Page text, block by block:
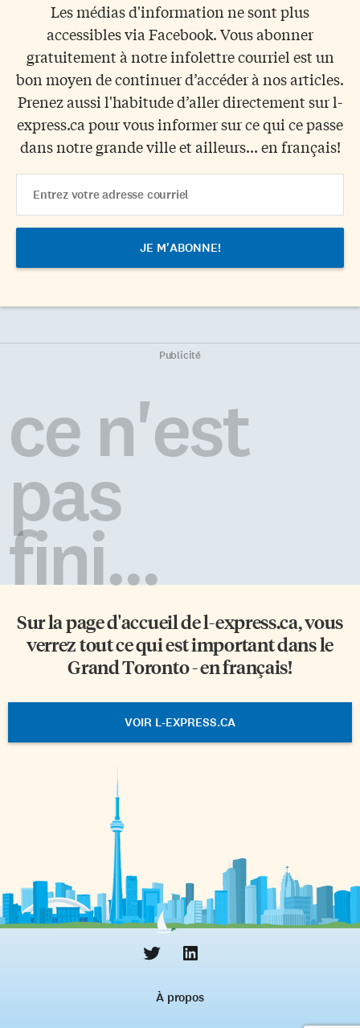
Les médias d'information ne sont plus
accessibles via Facebook. Vous abonner
gratuitement à notre infolettre courriel est un
bon moyen de continuer d’accéder à nos articles.
Prenez aussi l'habitude d’aller directement sur l-
express.ca pour vous informer sur ce qui ce passe
dans notre grande ville et ailleurs... en français!
Address
Publicité
ce n'est
pas
fini...
Sur la page d'accueil del-express.ca, vous
verrez tout ce qui est important dans le
Grand Toronto - en français!
VOIR L-EXPRESS.CA
À propos